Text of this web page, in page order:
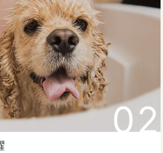
02